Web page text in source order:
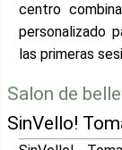
centro
personalizado
las primeras
Salon de
SinVello!